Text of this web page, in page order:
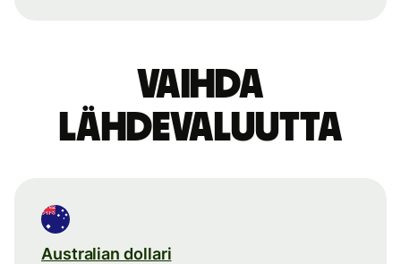
Vaihda
lähdevaluutta
Australian dollari